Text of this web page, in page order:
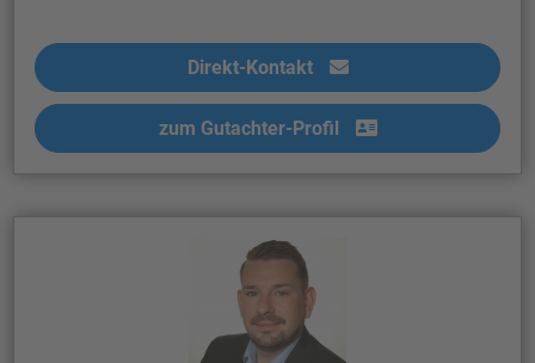
Direkt-Kontakt
zum Gutachter-Profil